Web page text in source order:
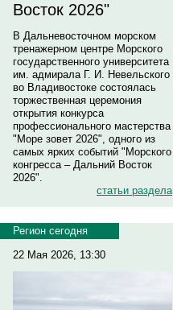
Восток 2026"
В Дальневосточном морском
тренажерном центре Морского
государственного университета
им. адмирала Г. И. Невельского
во Владивостоке состоялась
торжественная церемония
открытия конкурса
профессионального мастерства
"Море зовет 2026", одного из
самых ярких событий "Морского
конгресса – Дальний Восток
2026".
статьи раздела
Регион сегодня
22 Мая 2026, 13:30